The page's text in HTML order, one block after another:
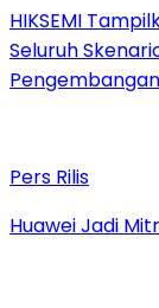
HIKSEMI
Seluruh
Pers Rilis
Huawei Jadi